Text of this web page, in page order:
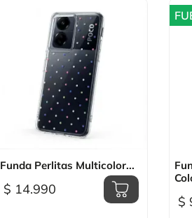
Vista rápida
Funda Perlitas Multicolor...
$ 14.990
$